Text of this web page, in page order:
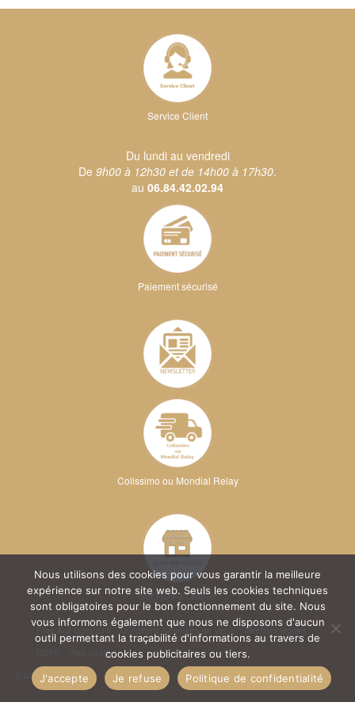
Service Client
Du lundi au vendredi
De 9h00 à 12h30 et de 14h00 à 17h30.
au 06.84.42.02.94
Paiement sécurisé
Colissimo ou Mondial Relay
Sur RDV à l'atelier
Conditions Générales de Vente
Mentions légales
Plan du site
© 2026 Kréa Broderie
Nous utilisons des cookies pour vous garantir la meilleure
expérience sur notre site web. Seuls les cookies techniques
sont obligatoires pour le bon fonctionnement du site. Nous
vous informons également que nous ne disposons d'aucun
outil permettant la traçabilité d'informations au travers de
cookies publicitaires ou tiers.
J'accepte
Je refuse Politique de confidentialité